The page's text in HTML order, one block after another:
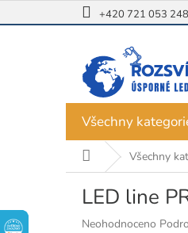
na
+420 721 053 248
Všechny
Domů Všechny
LED line
Průměrné
Neohodnoceno